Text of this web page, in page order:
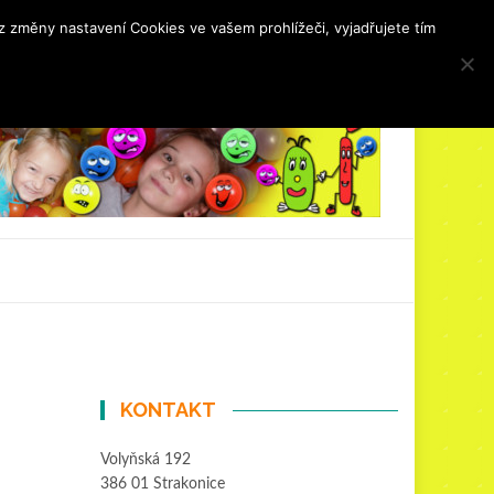
KONTAKT
Volyňská 192
386 01 Strakonice
nastavení Cookies ve vašem prohlížeči, vyjadřujete tím